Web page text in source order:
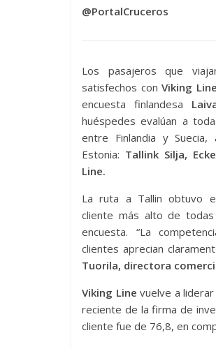
@PortalCruceros
Los pasajeros que
satisfechos con Viking
encuesta finlandesa
huéspedes evalúan a
entre Finlandia y
Estonia: Tallink Silja,
Line.
La ruta a Tallin obtuvo
cliente más alto de
encuesta. “La
clientes aprecian
Tuorila, directora
Viking Line vuelve a
reciente de la firma de
cliente fue de 76,8, en